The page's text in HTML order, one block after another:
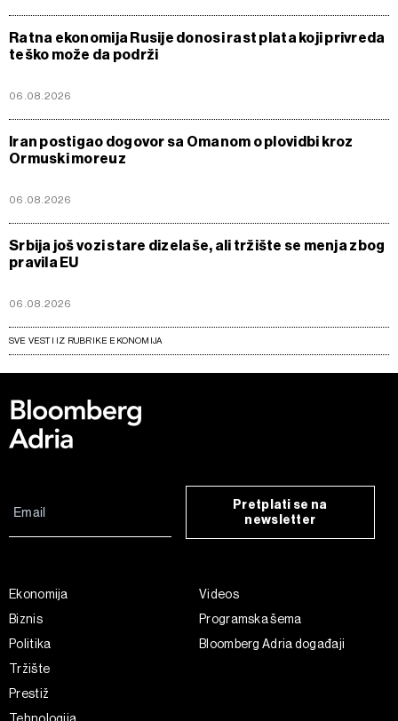
Ratna ekonomija Rusije donosi rast plata koji privreda
teško može da podrži
06.08.2026
Iran postigao dogovor sa Omanom o plovidbi kroz
Ormuski moreuz
06.08.2026
Srbija još vozi stare dizelaše, ali tržište se menja zbog
pravila EU
06.08.2026
SVE VESTI IZ RUBRIKE EKONOMIJA
Pretplati se na
newsletter
Ekonomija
Biznis
Politika
Tržište
Prestiž
Videos
Programska šema
Bloomberg Adria događaji